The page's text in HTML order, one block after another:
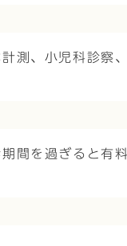
測、小児科診察
間を過ぎると有